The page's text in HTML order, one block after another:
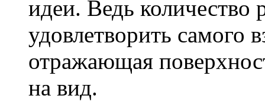
идеи. Ведь количество
удовлетворить самого
отражающая
на вид.